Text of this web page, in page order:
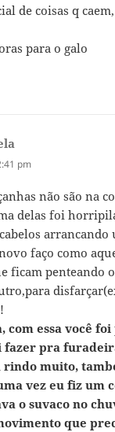
de coisas q
para o galo
pm
não são na
delas foi
arrancando
faço como
ficam penteando
com essa você
fazer pra
rindo muito,
vez eu fiz um
o suvaco no
que